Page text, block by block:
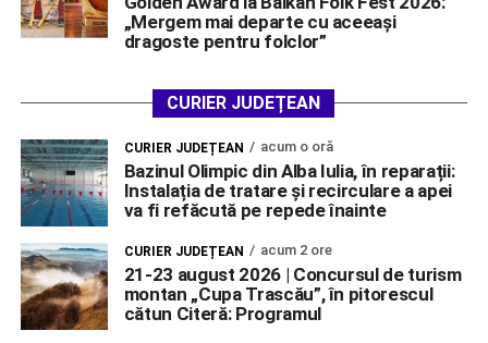
„Mergem mai departe cu aceeași
dragoste pentru folclor”
CURIER JUDEȚEAN
CURIER JUDEȚEAN acum o oră
Bazinul Olimpic din Alba Iulia, în reparații:
Instalația de tratare și recirculare a apei
va fi refăcută pe repede înainte
CURIER JUDEȚEAN acum 2 ore
21-23 august 2026 | Concursul de turism
montan „Cupa Trascău”, în pitorescul
cătun Citeră: Programul